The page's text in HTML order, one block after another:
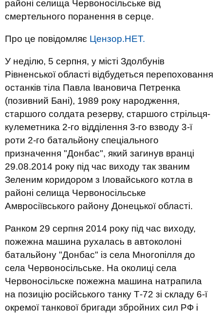
районі селища Червоносільське від
смертельного поранення в серце.
Про це повідомляє Цензор.НЕТ.
У неділю, 5 серпня, у місті Здолбунів
Рівненської області відбудеться перепоховання
останків тіла Павла Івановича Петренка
(позивний Бані), 1989 року народження,
старшого солдата резерву, старшого стрільця-
кулеметника 2-го відділення 3-го взводу 3-ї
роти 2-го батальйону спеціального
призначення "Донбас", який загинув вранці
29.08.2014 року під час виходу так званим
Зеленим коридором з Іловайського котла в
районі селища Червоносільське
Амвросіївського району Донецької області.
Ранком 29 серпня 2014 року під час виходу,
пожежна машина рухалась в автоколоні
батальйону "Донбас" із села Многопілля до
села Червоносільське. На околиці села
Червоносільске пожежна машина натрапила
на позицію російського танку Т-72 зі складу 6-ї
окремої танкової бригади збройних сил РФ і